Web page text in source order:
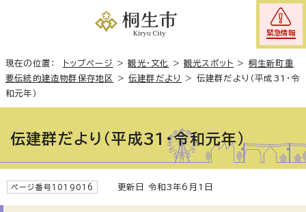
緊急情報
現在の位置： トップページ >観光・文化 >観光スポット > 桐生新町重
要伝統的建造物群保存地区
>伝建群だより > 伝建群だより（平成31・令
和元年）
伝建群だより（平成31・令和元年）
ページ番号1019016 更新日 令和3年6月1日